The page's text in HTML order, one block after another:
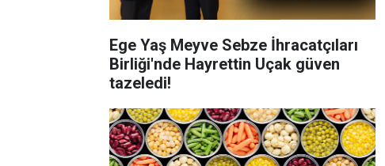
Ege Yaş Meyve Sebze İhracatçıları
Birliği'nde Hayrettin Uçak güven
tazeledi!